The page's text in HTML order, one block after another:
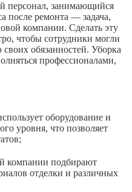
персонал, занимающийся
после ремонта — задача,
компании. Сделать эту
чтобы сотрудники могли
обязанностей. Уборка
профессионалами,
оборудование и
уровня, что позволяет
подбирают
отделки и различных